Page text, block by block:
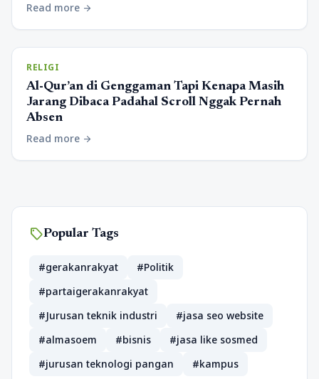
Read more arrow_forward
RELIGI
Al-Qur’an di Genggaman Tapi Kenapa Masih
Jarang Dibaca Padahal Scroll Nggak Pernah
Absen
Read more arrow_forward
sellPopular Tags
#gerakanrakyat
#Politik
#partaigerakanrakyat
#Jurusan teknik industri
#jasa seo website
#almasoem
#bisnis
#jasa like sosmed
#jurusan teknologi pangan
#kampus